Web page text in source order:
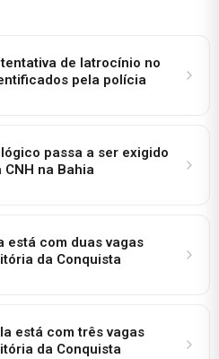
de latrocínio no
pela polícia
passa a ser exigido
na Bahia
está com duas vagas
da Conquista
está com três vagas
da Conquista